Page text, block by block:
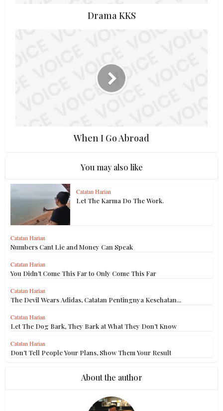
Drama KKS
When I Go Abroad
You may also like
Catatan Harian
Let The Karma Do The Work.
Catatan Harian
Numbers Cant Lie and Money Can Speak
Catatan Harian
You Didn’t Come This Far to Only Come This Far
Catatan Harian
The Devil Wears Adidas, Catatan Pentingnya Kesehatan...
Catatan Harian
Let The Dog Bark, They Bark at What They Don’t Know
Catatan Harian
Don’t Tell People Your Plans, Show Them Your Result
About the author